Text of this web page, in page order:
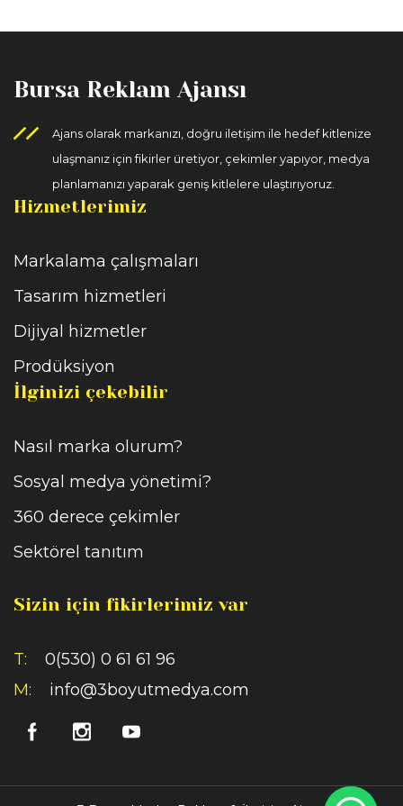
Bursa Reklam Ajansı
Ajans olarak markanızı, doğru iletişim ile hedef kitlenize
ulaşmanız için fikirler üretiyor, çekimler yapıyor, medya
planlamanızı yaparak geniş kitlelere ulaştırıyoruz.
Hizmetlerimiz
Markalama çalışmaları
Tasarım hizmetleri
Dijiyal hizmetler
Prodüksiyon
İlginizi çekebilir
Nasıl marka olurum?
Sosyal medya yönetimi?
360 derece çekimler
Sektörel tanıtım
Sizin için fikirlerimiz var
T: 0(530) 0 61 61 96
M: info@3boyutmedya.com